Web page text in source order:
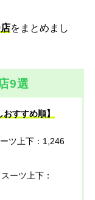
をまとめまし
9選
すすめ順】
ツ上下：1,246
ーツ上下：